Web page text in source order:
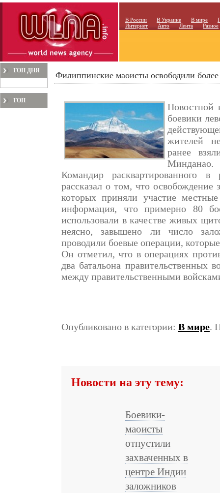
В России В Украине В мире
Интернет
Авто Лента Разное
ТОП ДНЯ
ТОП
Филиппинские маоисты освободили
Новостной
боевики
жителей
ранее
Минданао.
Командир расквартированного в
рассказал о том, что освобождение
которых приняли участие
информация, что примерно 80
использовали в качестве живых
неясно, завышено ли число
проводили боевые операции,
Он отметил, что в операциях
два батальона правительственных
между правительственными
Опубликовано в категории: В мире.
Новости на эту тему:
Боевики-
маоисты
отпустили
захваченных в
центре Индии
заложников